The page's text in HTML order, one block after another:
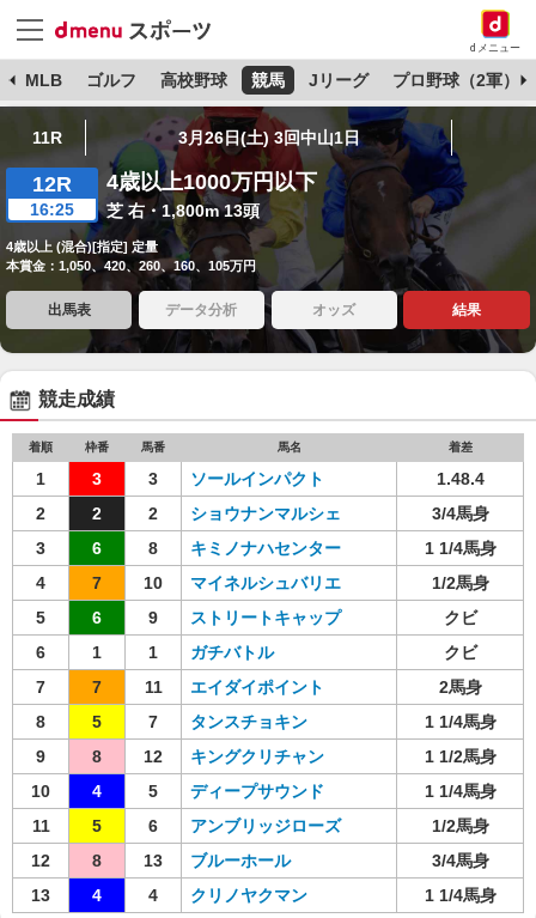
dメニュー
MLB ゴルフ 高校野球 競馬 Jリーグ プロ野球（2軍）
11R 3月26日(土) 3回中山1日
12R
16:25
4歳以上1000万円以下
芝 右・1,800m 13頭
4歳以上 (混合)[指定] 定量
本賞金：1,050、420、260、160、105万円
出馬表 データ分析 オッズ 結果
競走成績
着順 枠番 馬番 馬名 着差
1 3 3 ソールインパクト
1.48.4
2
2 2 ショウナンマルシェ
3/4馬身
3
6 8 キミノナハセンター
1 1/4馬身
4
7 10 マイネルシュバリエ
1/2馬身
5
6 9 ストリートキャップ
クビ
6
1 1 ガチバトル
クビ
7
7 11 エイダイポイント
2馬身
8
5 7 タンスチョキン
1 1/4馬身
9
8 12 キングクリチャン
1 1/2馬身
10
4 5 ディープサウンド
1 1/4馬身
11
5 6 アンブリッジローズ
1/2馬身
12
8 13 ブルーホール
3/4馬身
13
4 4 クリノヤクマン 1 1/4馬身